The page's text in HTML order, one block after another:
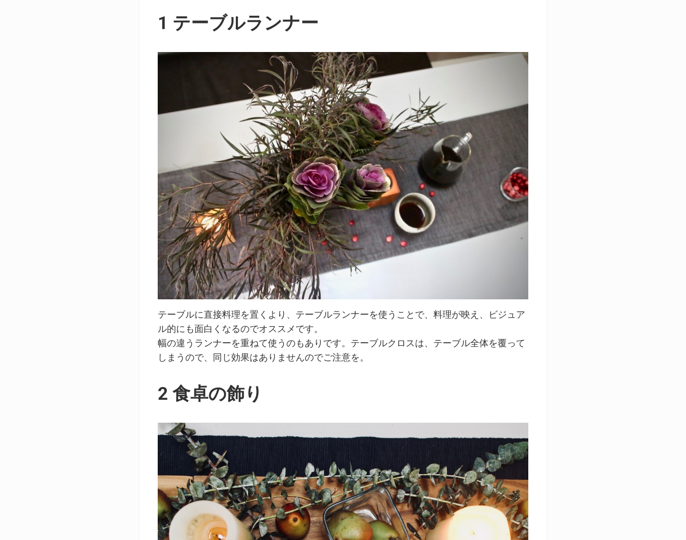
1 テーブルランナー
テーブルに直接料理を置くより、テーブルランナーを使うことで、料理が映え、ビジュア
ル的にも面白くなるのでオススメです。
幅の違うランナーを重ねて使うのもありです。テーブルクロスは、テーブル全体を覆って
しまうので、同じ効果はありませんのでご注意を。
2 食卓の飾り